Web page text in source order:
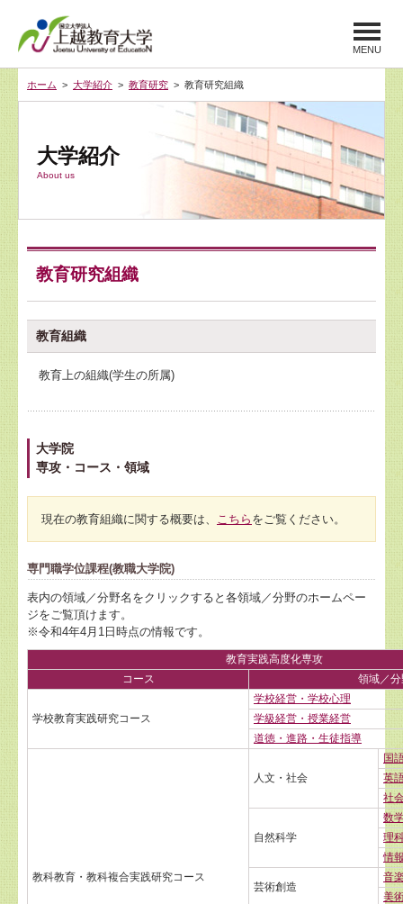
MENU
ホーム > 大学紹介 > 教育研究 > 教育研究組織
大学紹介
About us
教育研究組織
教育組織
教育上の組織(学生の所属)
大学院
専攻・コース・領域
現在の教育組織に関する概要は、 こちら をご覧ください。
専門職学位課程(教職大学院)
表内の領域／分野名をクリックすると各領域／分野のホームペー
ジをご覧頂けます。
※令和4年4月1日時点の情報です。
教育実践高度化専攻
コース
領域／分
学校教育実践研究コース
学校経営・学校心理
学級経営・授業経営
道徳・進路・生徒指導
教科教育・教科複合実践研究コース
人文・社会
国
英
社
自然科学
数
理
情
芸術創造
音
美